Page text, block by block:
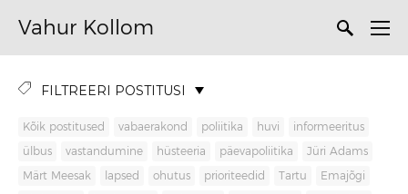
Vahur Kollom
FILTREERI POSTITUSI
Kõik postitused vabaerakond poliitika huvi informeeritus
ülbus vastandumine hüsteeria päevapoliitika Jüri Adams
Märt Meesak lapsed ohutus prioriteedid Tartu Emajõgi